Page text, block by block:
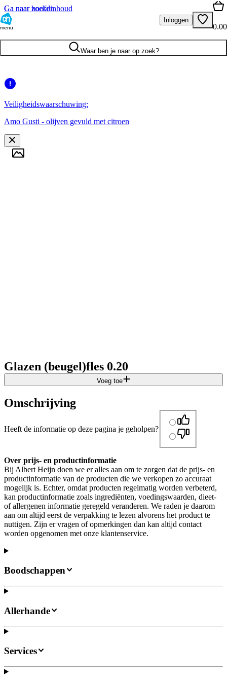
Ga naar hoofdinhoud
Ga naar zoeken
menu
Inloggen
0.00
Waar ben je naar op zoek?
Veiligheidswaarschuwing:
Amo Gusti - olijven gevuld met citroen
Glazen (beugel)fles 0.20
Voeg toe
Omschrijving
Heeft de informatie op deze pagina je geholpen?
Over prijs- en productinformatie
Bij Albert Heijn doen we er alles aan om te zorgen dat de prijs- en
productinformatie van de producten die we verkopen zo accuraat
mogelijk is. Echter, omdat producten regelmatig worden verbeterd,
kan productinformatie zoals ingrediënten, voedingswaarden, dieet-
of allergenen informatie geregeld veranderen. We raden je daarom
aan om altijd eerst de verpakking te lezen alvorens het product te
nuttigen. Zijn er vragen of opmerkingen dan kan altijd contact
worden opgenomen met onze klantenservice.
Boodschappen
Allerhande
Services